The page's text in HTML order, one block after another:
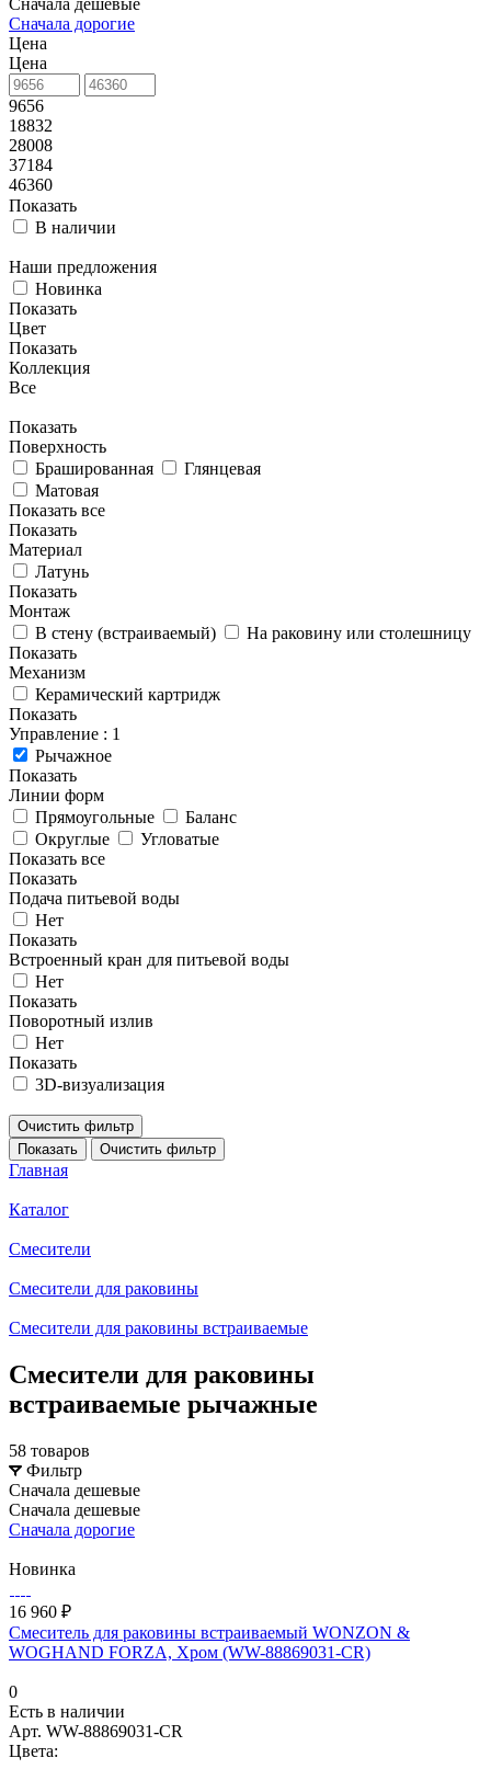
Сначала дешевые
Сначала дорогие
Цена
Цена
9656
18832
28008
37184
46360
Показать
В наличии
Наши предложения
Новинка
Показать
Цвет
Показать
Коллекция
Все
Показать
Поверхность
Брашированная
Глянцевая
Матовая
Показать все
Показать
Материал
Латунь
Показать
Монтаж
В стену (встраиваемый)
На раковину или столешницу
Показать
Механизм
Керамический картридж
Показать
Управление : 1
Рычажное
Показать
Линии форм
Прямоугольные
Баланс
Округлые
Угловатые
Показать все
Показать
Подача питьевой воды
Нет
Показать
Встроенный кран для питьевой воды
Нет
Показать
Поворотный излив
Нет
Показать
3D-визуализация
Очистить фильтр
Показать
Очистить фильтр
Главная
Каталог
Смесители
Смесители для раковины
Смесители для раковины встраиваемые
Смесители для раковины
встраиваемые рычажные
58 товаров
Фильтр
Сначала дешевые
Сначала дешевые
Сначала дорогие
Новинка
16 960 ₽
Смеситель для раковины встраиваемый WONZON &
WOGHAND FORZA, Хром (WW-88869031-CR)
0
Есть в наличии
Арт. WW-88869031-CR
Цвета: